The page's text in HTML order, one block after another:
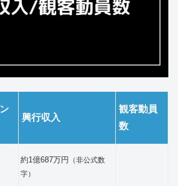
興行収入
観客動員
数
約1億687万円 （非公式数
字）